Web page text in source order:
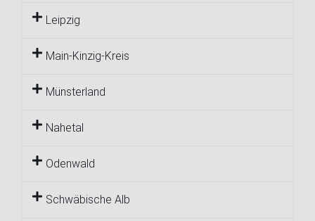
Leipzig
Main-Kinzig-Kreis
Münsterland
Nahetal
Odenwald
Schwäbische Alb